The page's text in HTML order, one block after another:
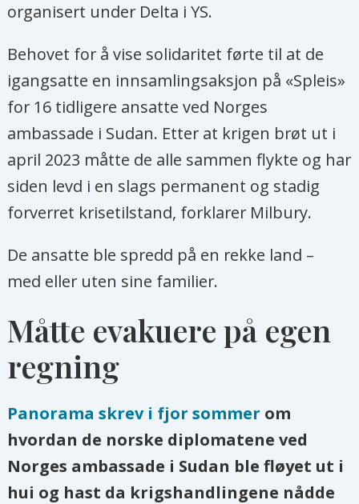
organisert under Delta i YS.
Behovet for å vise solidaritet førte til at de
igangsatte en innsamlingsaksjon på «Spleis»
for 16 tidligere ansatte ved Norges
ambassade i Sudan. Etter at krigen brøt ut i
april 2023 måtte de alle sammen flykte og har
siden levd i en slags permanent og stadig
forverret krisetilstand, forklarer Milbury.
De ansatte ble spredd på en rekke land –
med eller uten sine familier.
Måtte evakuere på egen
regning
Panorama skrev i fjor sommer om
hvordan de norske diplomatene ved
Norges ambassade i Sudan ble fløyet ut i
hui og hast da krigshandlingene nådde